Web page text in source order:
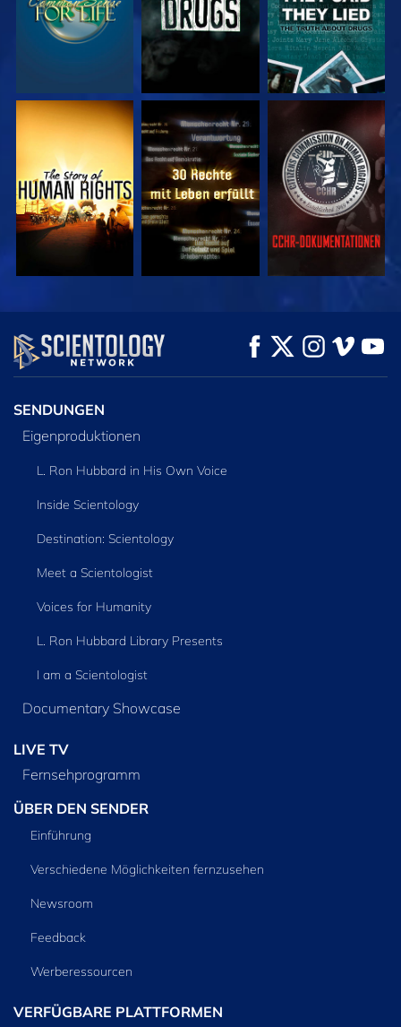
ANSEHEN ANSEHEN ANSEHEN
ANSEHEN
SERIE
ENTDECKEN
SENDUNGEN
Eigenproduktionen
L. Ron Hubbard in His Own Voice
Inside Scientology
Destination: Scientology
Meet a Scientologist
Voices for Humanity
L. Ron Hubbard Library Presents
I am a Scientologist
Documentary Showcase
LIVE TV
Fernsehprogramm
ÜBER DEN SENDER
Einführung
Verschiedene Möglichkeiten fernzusehen
Newsroom
Feedback
Werberessourcen
VERFÜGBARE PLATTFORMEN